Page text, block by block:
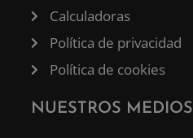
Calculadoras
Política de privacidad
Política de cookies
NUESTROS MEDIOS